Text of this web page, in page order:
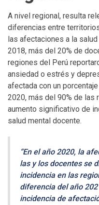
A nivel regional, resulta
diferencias entre
las afectaciones a la salud
2018, más del 20% de
regiones del Perú
ansiedad o estrés y
afectada con un
2020, más del 90% de las
aumento significativo de
salud mental docente.
“En el año 2020, la
las y los docentes se
incidencia en las
diferencia del año
incidencia de